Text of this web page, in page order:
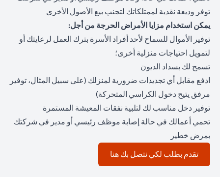
توفر وديعة نقدية لممتلكاتك لتجنب بيع الأصول الأخرى
يمكن استخدام مزايا الأمراض الحرجة من أجل:
توفير الأموال للسماح لأحد أفراد الأسرة بترك العمل لرعايتك أو
لتمويل احتياجات منزلية أخرى؛
تسمح لك بسداد الديون
ادفع مقابل أي تجديدات ضرورية لمنزلك (على سبيل المثال، توفير
مرفق يتيح دخول الكراسي المتحركة)
توفير دخل مناسب لك لتلبية نفقات المعيشة المستمرة
تحمي أعمالك في حالة إصابة موظف رئيسي أو مدير في شركتك
بمرض خطير
تقدم بطلب لكي نتصل بك هنا